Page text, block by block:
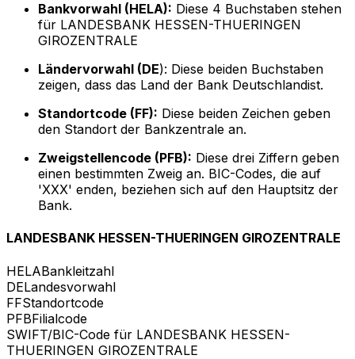
Bankvorwahl (HELA): Diese 4 Buchstaben stehen
für LANDESBANK HESSEN-THUERINGEN
GIROZENTRALE
Ländervorwahl (DE): Diese beiden Buchstaben
zeigen, dass das Land der Bank Deutschlandist.
Standortcode (FF): Diese beiden Zeichen geben
den Standort der Bankzentrale an.
Zweigstellencode (PFB): Diese drei Ziffern geben
einen bestimmten Zweig an. BIC-Codes, die auf
'XXX' enden, beziehen sich auf den Hauptsitz der
Bank.
LANDESBANK HESSEN-THUERINGEN GIROZENTRALE
HELABankleitzahl
DELandesvorwahl
FFStandortcode
PFBFilialcode
SWIFT/BIC-Code für LANDESBANK HESSEN-
THUERINGEN GIROZENTRALE